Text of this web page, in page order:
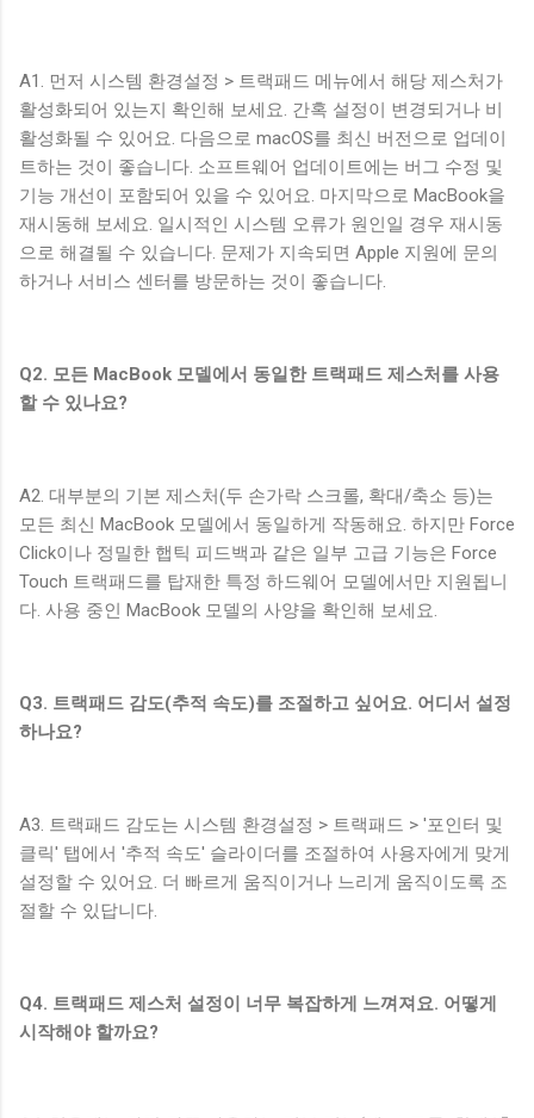
A1. 먼저 시스템 환경설정 > 트랙패드 메뉴에서 해당 제스처가
활성화되어 있는지 확인해 보세요. 간혹 설정이 변경되거나 비
활성화될 수 있어요. 다음으로 macOS를 최신 버전으로 업데이
트하는 것이 좋습니다. 소프트웨어 업데이트에는 버그 수정 및
기능 개선이 포함되어 있을 수 있어요. 마지막으로 MacBook을
재시동해 보세요. 일시적인 시스템 오류가 원인일 경우 재시동
으로 해결될 수 있습니다. 문제가 지속되면 Apple 지원에 문의
하거나 서비스 센터를 방문하는 것이 좋습니다.
Q2. 모든 MacBook 모델에서 동일한 트랙패드 제스처를 사용
할 수 있나요?
A2. 대부분의 기본 제스처(두 손가락 스크롤, 확대/축소 등)는
모든 최신 MacBook 모델에서 동일하게 작동해요. 하지만 Force
Click이나 정밀한 햅틱 피드백과 같은 일부 고급 기능은 Force
Touch 트랙패드를 탑재한 특정 하드웨어 모델에서만 지원됩니
다. 사용 중인 MacBook 모델의 사양을 확인해 보세요.
Q3. 트랙패드 감도(추적 속도)를 조절하고 싶어요. 어디서 설정
하나요?
A3. 트랙패드 감도는 시스템 환경설정 > 트랙패드 > '포인터 및
클릭' 탭에서 '추적 속도' 슬라이더를 조절하여 사용자에게 맞게
설정할 수 있어요. 더 빠르게 움직이거나 느리게 움직이도록 조
절할 수 있답니다.
Q4. 트랙패드 제스처 설정이 너무 복잡하게 느껴져요. 어떻게
시작해야 할까요?